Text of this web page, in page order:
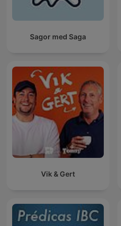
Sagor med Saga
Vik & Gert